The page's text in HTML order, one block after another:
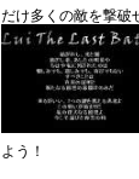
だけ多くの敵を撃破
よう！